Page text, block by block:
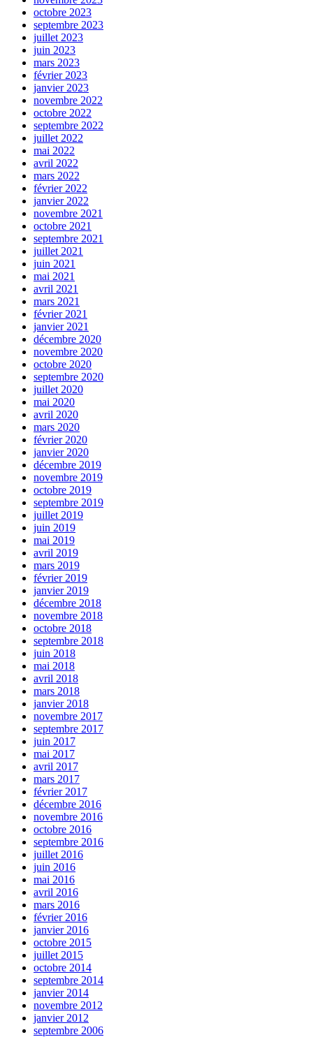
octobre 2023
septembre 2023
juillet 2023
juin 2023
mars 2023
février 2023
janvier 2023
novembre 2022
octobre 2022
septembre 2022
juillet 2022
mai 2022
avril 2022
mars 2022
février 2022
janvier 2022
novembre 2021
octobre 2021
septembre 2021
juillet 2021
juin 2021
mai 2021
avril 2021
mars 2021
février 2021
janvier 2021
décembre 2020
novembre 2020
octobre 2020
septembre 2020
juillet 2020
mai 2020
avril 2020
mars 2020
février 2020
janvier 2020
décembre 2019
novembre 2019
octobre 2019
septembre 2019
juillet 2019
juin 2019
mai 2019
avril 2019
mars 2019
février 2019
janvier 2019
décembre 2018
novembre 2018
octobre 2018
septembre 2018
juin 2018
mai 2018
avril 2018
mars 2018
janvier 2018
novembre 2017
septembre 2017
juin 2017
mai 2017
avril 2017
mars 2017
février 2017
décembre 2016
novembre 2016
octobre 2016
septembre 2016
juillet 2016
juin 2016
mai 2016
avril 2016
mars 2016
février 2016
janvier 2016
octobre 2015
juillet 2015
octobre 2014
septembre 2014
janvier 2014
novembre 2012
janvier 2012
septembre 2006